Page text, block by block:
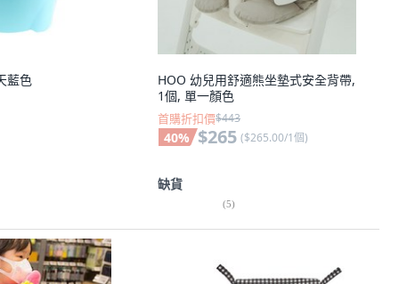
藍色
HOO 幼兒用舒適熊坐墊式安全背帶,
1個, 單一顏色
首購折扣價$443
40% $265 ($265.00/1個)
缺貨
(5)